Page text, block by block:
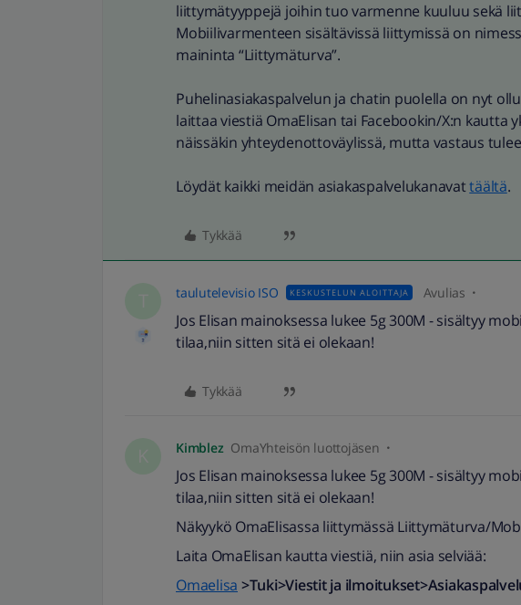
liittymätyyppejä joihin tuo varmenne kuuluu sekä
Mobiilivarmenteen sisältävissä liittymissä on
maininta “Liittymäturva”.
Puhelinasiakaspalvelun ja chatin puolella on nyt
laittaa viestiä OmaElisan tai Facebookin/X:n kautta
näissäkin yhteydenottoväylissä, mutta vastaus
Löydät kaikki meidän asiakaspalvelukanavattäältä.
Tykkää
taulutelevisio ISO KESKUSTELUN ALOITTAJA Avulias
Jos Elisan mainoksessa lukee 5g 300M - sisältyy
tilaa,niin sitten sitä ei olekaan!
Tykkää
Kimblez OmaYhteisön luottojäsen
Jos Elisan mainoksessa lukee 5g 300M - sisältyy
tilaa,niin sitten sitä ei olekaan!
Näkyykö OmaElisassa liittymässä Liittymäturva/
Laita OmaElisan kautta viestiä, niin asia selviää:
Omaelisa >Tuki>Viestit ja